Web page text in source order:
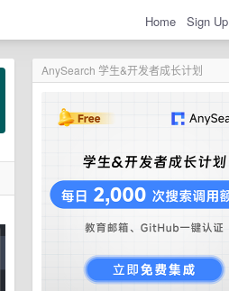
Home Sign Up
AnySearch 学生&开发者成长计划